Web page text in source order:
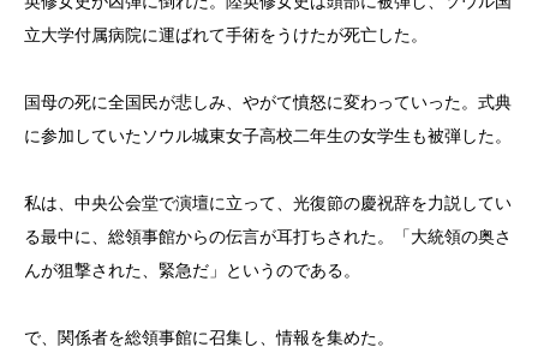
立大学付属病院に運ばれて手術をうけたが死亡した。
国母の死に全国民が悲しみ、やがて憤怒に変わっていった。式典
に参加していたソウル城東女子高校二年生の女学生も被弾した。
私は、中央公会堂で演壇に立って、光復節の慶祝辞を力説してい
る最中に、総領事館からの伝言が耳打ちされた。「大統領の奥さ
んが狙撃された、緊急だ」というのである。
で、関係者を総領事館に召集し、情報を集めた。